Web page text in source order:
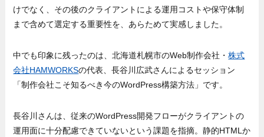
けでなく、その後のクライアントによる運用コストや保守体制
まで含めて選定する重要性を、あらためて実感しました。
中でも印象に残ったのは、北海道札幌市のWeb制作会社・株式
会社HAMWORKSの代表、長谷川広武さんによるセッション
「制作会社こそ知るべき今のWordPress構築方法」です。
長谷川さんは、従来のWordPress開発フローがクライアントの
運用面に十分配慮できていないという課題を指摘。静的HTMLか